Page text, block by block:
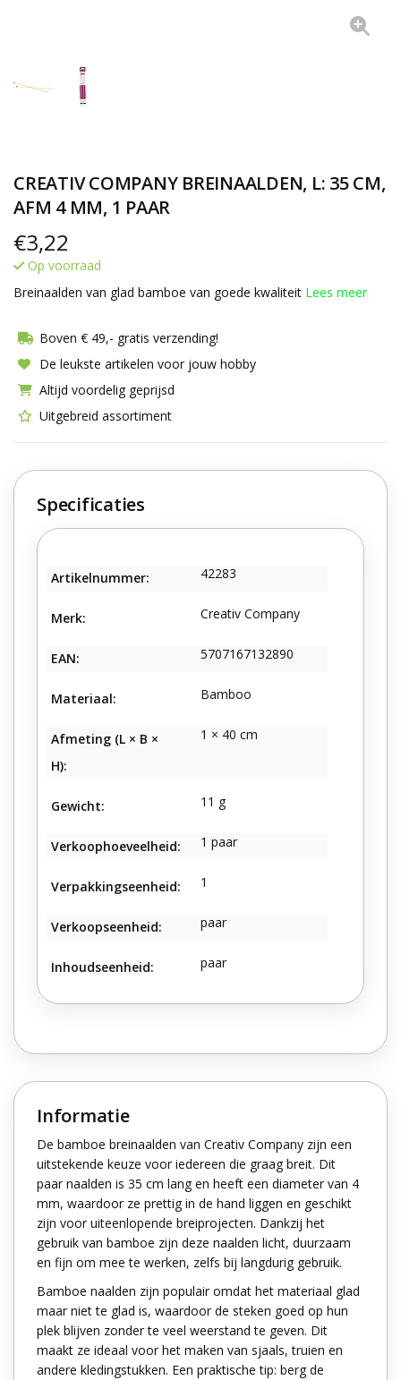
CREATIV COMPANY BREINAALDEN, L: 35 CM,
AFM 4 MM, 1 PAAR
€3,22
Op voorraad
Breinaalden van glad bamboe van goede kwaliteit Lees meer
Boven € 49,- gratis verzending!
De leukste artikelen voor jouw hobby
Altijd voordelig geprijsd
Uitgebreid assortiment
Specificaties
Artikelnummer: 42283
Merk: Creativ Company
EAN: 5707167132890
Materiaal: Bamboo
Afmeting (L × B ×
H):
1 × 40 cm
Gewicht: 11 g
Verkoophoeveelheid: 1 paar
Verpakkingseenheid: 1
Verkoopseenheid: paar
Inhoudseenheid: paar
Informatie
De bamboe breinaalden van Creativ Company zijn een
uitstekende keuze voor iedereen die graag breit. Dit
paar naalden is 35 cm lang en heeft een diameter van 4
mm, waardoor ze prettig in de hand liggen en geschikt
zijn voor uiteenlopende breiprojecten. Dankzij het
gebruik van bamboe zijn deze naalden licht, duurzaam
en fijn om mee te werken, zelfs bij langdurig gebruik.
Bamboe naalden zijn populair omdat het materiaal glad
maar niet te glad is, waardoor de steken goed op hun
plek blijven zonder te veel weerstand te geven. Dit
maakt ze ideaal voor het maken van sjaals, truien en
andere kledingstukken. Een praktische tip: berg de